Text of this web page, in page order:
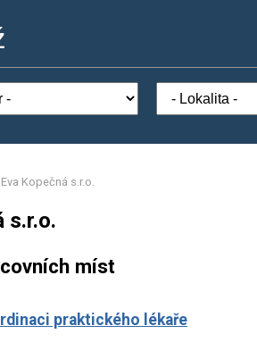
Eva Kopečná s.r.o.
s.r.o.
míst
praktického lékaře